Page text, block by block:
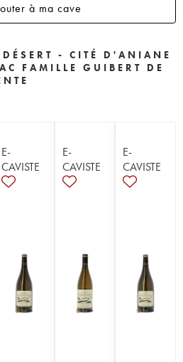
à ma cave
- CITÉ D'ANIANE
FAMILLE GUIBERT DE
E-
CAVISTE
E-
CAVISTE
E-
CAVISTE